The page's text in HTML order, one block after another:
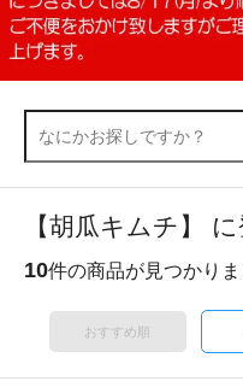
【胡瓜キムチ】
10件の商品が見つかりま
おすすめ順